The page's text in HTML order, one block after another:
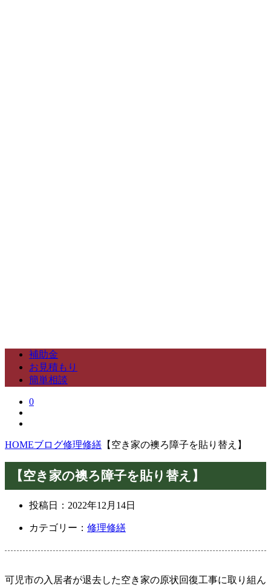
補助金
お見積もり
簡単相談
0
HOMEブログ修理修繕 【空き家の襖ろ障子を貼り替え】
【空き家の襖ろ障子を貼り替え】
投稿日： 2022年12月14日
カテゴリー： 修理修繕
可児市の入居者が退去した空き家の原状回復工事に取り組ん